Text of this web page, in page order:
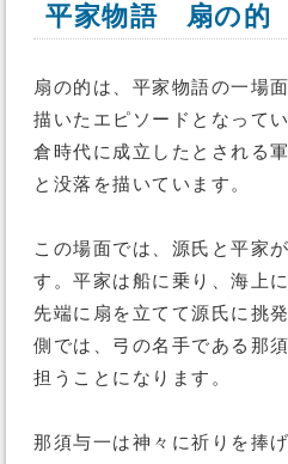
平家物語 扇の的
扇の的は、平家物語の一場
描いたエピソードとなって
倉時代に成立したとされる
と没落を描いています。
この場面では、源氏と平家
す。平家は船に乗り、海上
先端に扇を立てて源氏に挑
側では、弓の名手である那
担うことになります。
那須与一は神々に祈りを捧